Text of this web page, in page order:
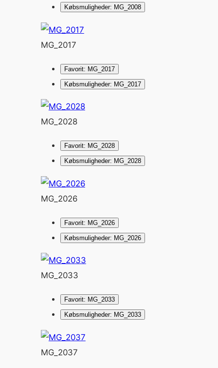
Købsmuligheder: MG_2008
MG_2017
Favorit: MG_2017
Købsmuligheder: MG_2017
MG_2028
Favorit: MG_2028
Købsmuligheder: MG_2028
MG_2026
Favorit: MG_2026
Købsmuligheder: MG_2026
MG_2033
Favorit: MG_2033
Købsmuligheder: MG_2033
MG_2037